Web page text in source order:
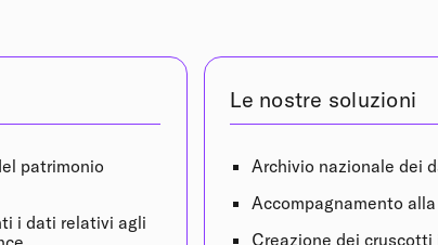
patrimonio
i dati relativi agli
Le nostre soluzioni
Archivio nazionale dei
Accompagnamento
Creazione dei